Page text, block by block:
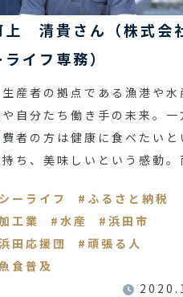
上 清貴さん（株式会
ライフ専務）
産者の拠点である漁港や水
自分たち働き手の未来。一
者の方は健康に食べたいと
ち、美味しいという感動。
シーライフ
ふるさと納税
工業
水産
浜田市
田応援団
頑張る人
食普及